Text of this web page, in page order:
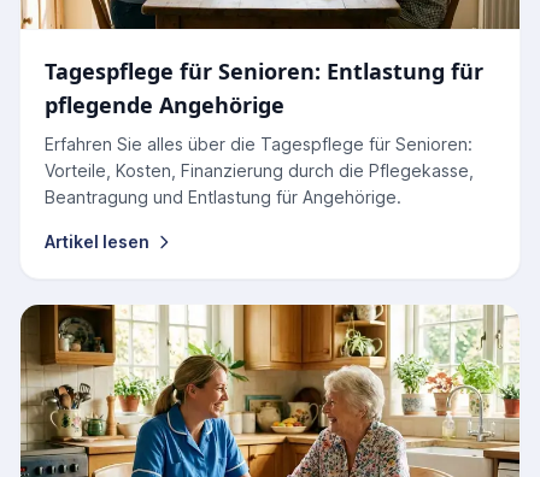
Tagespflege für Senioren: Entlastung für
pflegende Angehörige
Erfahren Sie alles über die Tagespflege für Senioren:
Vorteile, Kosten, Finanzierung durch die Pflegekasse,
Beantragung und Entlastung für Angehörige.
Artikel lesen